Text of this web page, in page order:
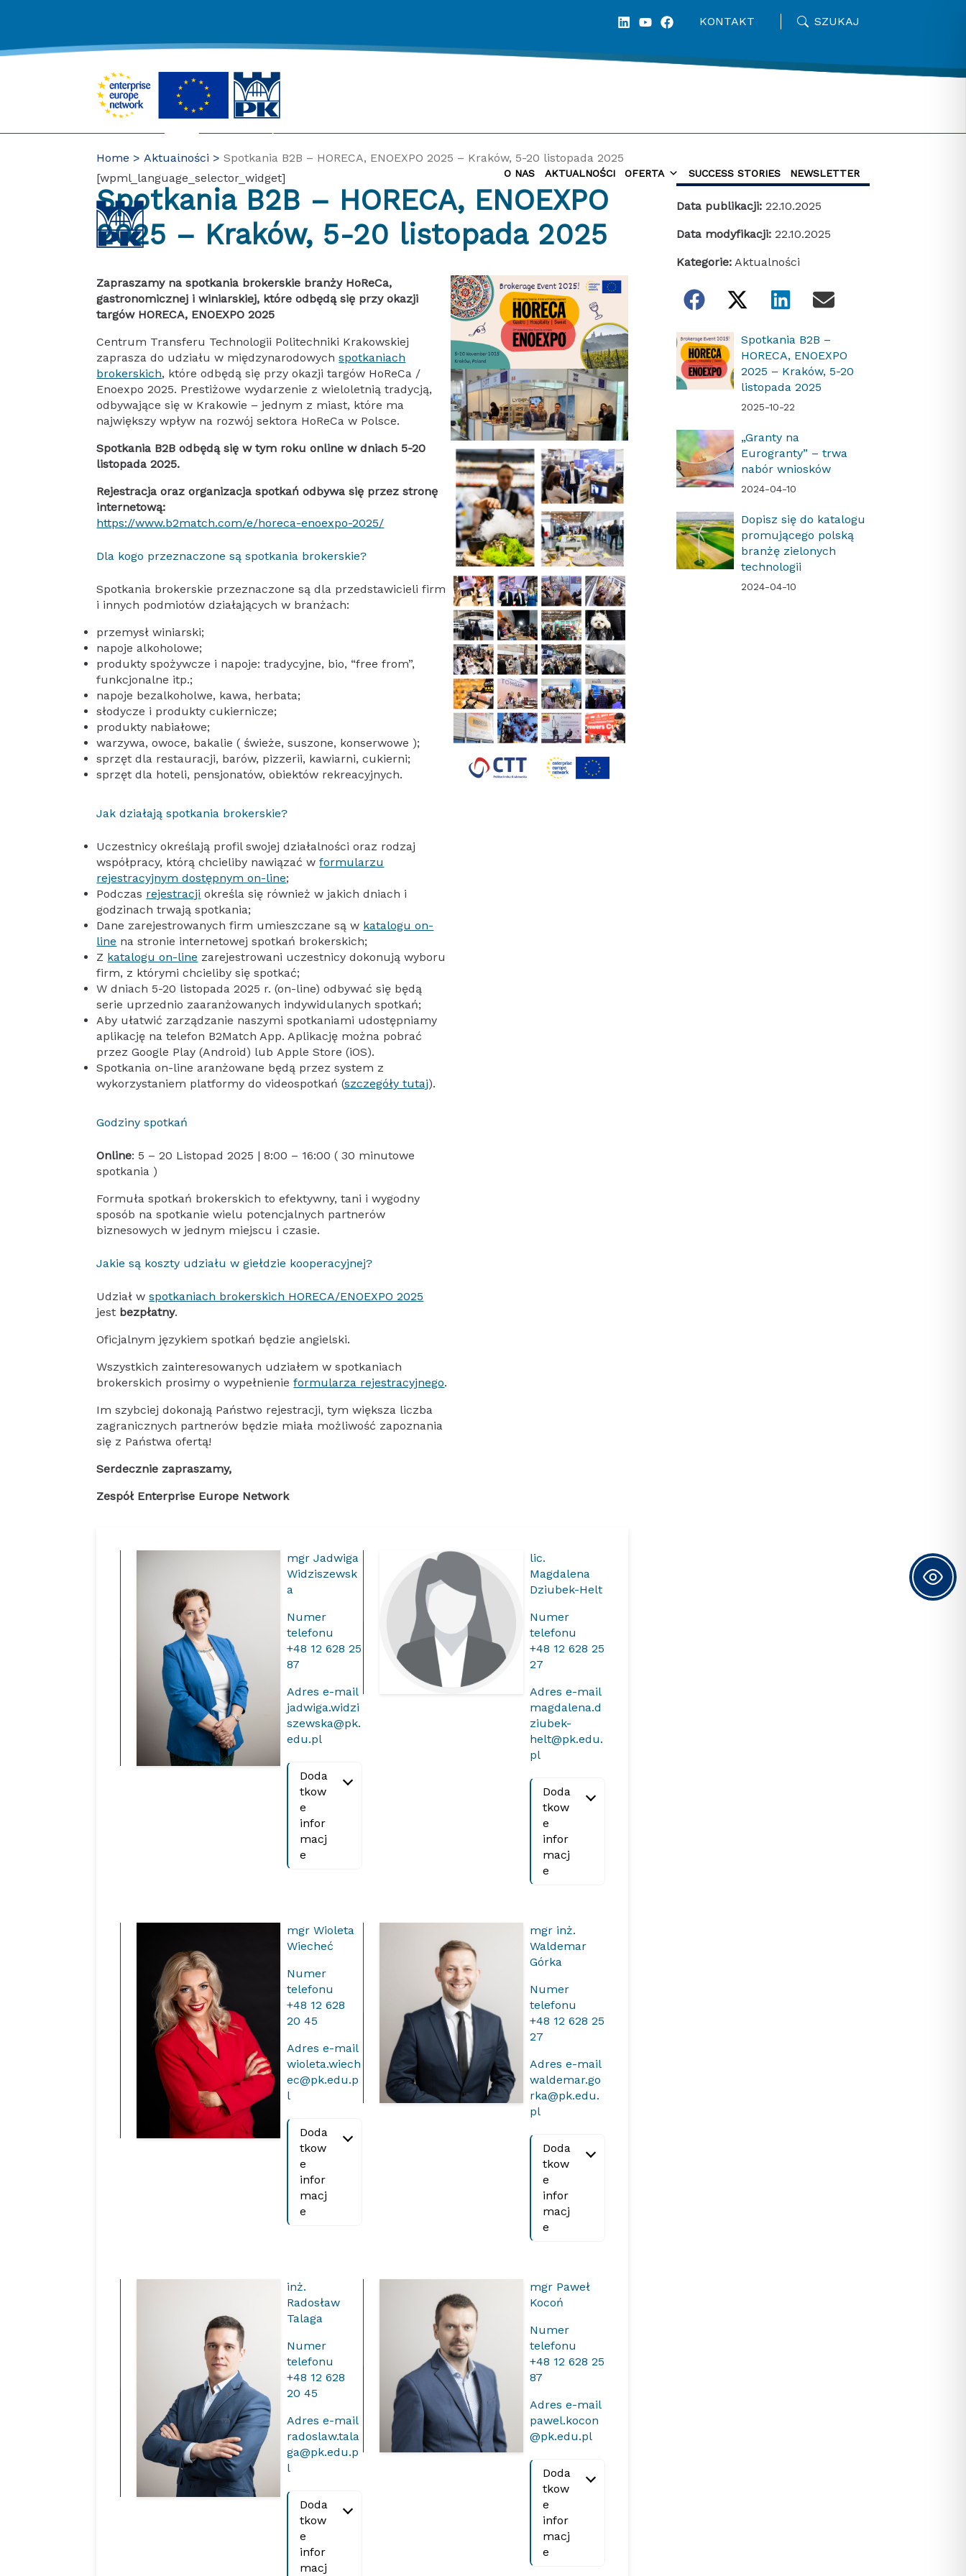
KONTAKT SZUKAJ
[wpml_language_selector_widget] O NAS AKTUALNOŚCI OFERTA SUCCESS STORIES NEWSLETTER
Home Aktualności Spotkania B2B – HORECA, ENOEXPO 2025 – Kraków, 5-20 listopada 2025
Spotkania B2B – HORECA, ENOEXPO
2025 – Kraków, 5-20 listopada 2025
Zapraszamy na spotkania brokerskie branży HoReCa,
gastronomicznej i winiarskiej, które odbędą się przy okazji
targów HORECA, ENOEXPO 2025
Centrum Transferu Technologii Politechniki Krakowskiej
zaprasza do udziału w międzynarodowychspotkaniach
brokerskich, które odbędą się przy okazji targów HoReCa /
Enoexpo 2025. Prestiżowe wydarzenie z wieloletnią tradycją,
odbywające się w Krakowie – jednym z miast, które ma
największy wpływ na rozwój sektora HoReCa w Polsce.
Spotkania B2B odbędą się w tym roku online w dniach 5-20
listopada 2025.
Rejestracja oraz organizacja spotkań odbywa się przez stronę
internetową:
https://www.b2match.com/e/horeca-enoexpo-2025/
Dla kogo przeznaczone są spotkania brokerskie?
Spotkania brokerskie przeznaczone są dla przedstawicieli firm
i innych podmiotów działających w branżach:
przemysł winiarski;
napoje alkoholowe;
produkty spożywcze i napoje: tradycyjne, bio, “free from”,
funkcjonalne itp.;
napoje bezalkoholwe, kawa, herbata;
słodycze i produkty cukiernicze;
produkty nabiałowe;
warzywa, owoce, bakalie ( świeże, suszone, konserwowe );
sprzęt dla restauracji, barów, pizzerii, kawiarni, cukierni;
sprzęt dla hoteli, pensjonatów, obiektów rekreacyjnych.
Jak działają spotkania brokerskie?
Uczestnicy określają profil swojej działalności oraz rodzaj
współpracy, którą chcieliby nawiązać wformularzu
rejestracyjnym dostępnym on-line;
Podczas rejestracji określa się również w jakich dniach i
godzinach trwają spotkania;
Dane zarejestrowanych firm umieszczane są w katalogu on-
line na stronie internetowej spotkań brokerskich;
Z katalogu on-line zarejestrowani uczestnicy dokonują wyboru
firm, z którymi chcieliby się spotkać;
W dniach 5-20 listopada 2025 r. (on-line) odbywać się będą
serie uprzednio zaaranżowanych indywidulanych spotkań;
Aby ułatwić zarządzanie naszymi spotkaniami udostępniamy
aplikację na telefon B2Match App. Aplikację można pobrać
przez Google Play (Android) lub Apple Store (iOS).
Spotkania on-line aranżowane będą przez system z
wykorzystaniem platformy do videospotkań (szczegóły tutaj).
Godziny spotkań
Online: 5 – 20 Listopad 2025 | 8:00 – 16:00 ( 30 minutowe
spotkania )
Formuła spotkań brokerskich to efektywny, tani i wygodny
sposób na spotkanie wielu potencjalnych partnerów
biznesowych w jednym miejscu i czasie.
Jakie są koszty udziału w giełdzie kooperacyjnej?
Udział wspotkaniach brokerskich HORECA/ENOEXPO 2025
jest bezpłatny.
Oficjalnym językiem spotkań będzie angielski.
Wszystkich zainteresowanych udziałem w spotkaniach
brokerskich prosimy o wypełnienieformularza rejestracyjnego.
Im szybciej dokonają Państwo rejestracji, tym większa liczba
zagranicznych partnerów będzie miała możliwość zapoznania
się z Państwa ofertą!
Serdecznie zapraszamy,
Zespół Enterprise Europe Network
mgr Jadwiga
Widziszewsk
a
Numer
telefonu
+48 12 628 25
87
Adres e-mail
jadwiga.widzi
szewska@pk.
edu.pl
Doda
tkow
e
infor
macj
e
lic.
Magdalena
Dziubek-Helt
Numer
telefonu
+48 12 628 25
27
Adres e-mail
magdalena.d
ziubek-
helt@pk.edu.
pl
Doda
tkow
e
infor
macj
e
mgr Wioleta
Wiecheć
Numer
telefonu
+48 12 628
20 45
Adres e-mail
wioleta.wiech
ec@pk.edu.p
l
Doda
tkow
e
infor
macj
e
mgr inż.
Waldemar
Górka
Numer
telefonu
+48 12 628 25
27
Adres e-mail
waldemar.go
rka@pk.edu.
pl
Doda
tkow
e
infor
macj
e
inż.
Radosław
Talaga
Numer
telefonu
+48 12 628
20 45
Adres e-mail
radoslaw.tala
ga@pk.edu.p
l
Doda
tkow
e
infor
macj
mgr Paweł
Kocoń
Numer
telefonu
+48 12 628 25
87
Adres e-mail
pawel.kocon
@pk.edu.pl
Doda
tkow
e
infor
macj
e
Data publikacji: 22.10.2025
Data modyfikacji: 22.10.2025
Kategorie: Aktualności
Spotkania B2B –
HORECA, ENOEXPO
2025 – Kraków, 5-20
listopada 2025
2025-10-22
„Granty na
Eurogranty” – trwa
nabór wniosków
2024-04-10
Dopisz się do katalogu
promującego polską
branżę zielonych
technologii
2024-04-10